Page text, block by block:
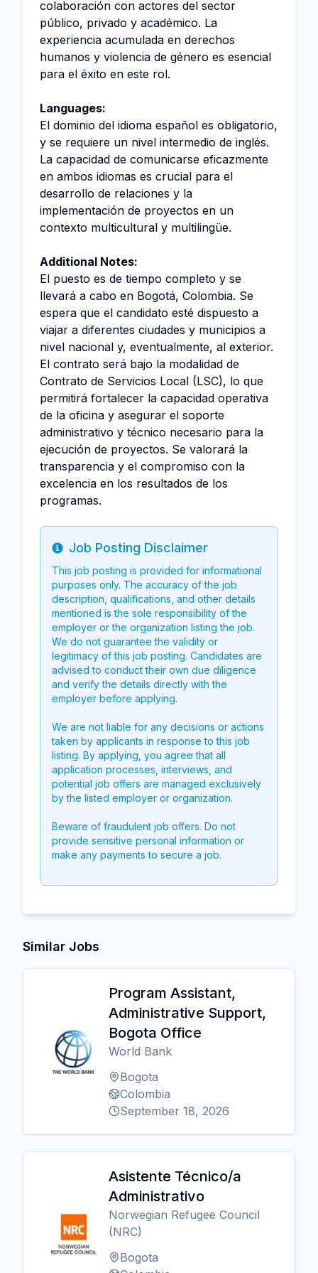
colaboración con actores del sector
público, privado y académico. La
experiencia acumulada en derechos
humanos y violencia de género es esencial
para el éxito en este rol.
Languages:
El dominio del idioma español es obligatorio,
y se requiere un nivel intermedio de inglés.
La capacidad de comunicarse eficazmente
en ambos idiomas es crucial para el
desarrollo de relaciones y la
implementación de proyectos en un
contexto multicultural y multilingüe.
Additional Notes:
El puesto es de tiempo completo y se
llevará a cabo en Bogotá, Colombia. Se
espera que el candidato esté dispuesto a
viajar a diferentes ciudades y municipios a
nivel nacional y, eventualmente, al exterior.
El contrato será bajo la modalidad de
Contrato de Servicios Local (LSC), lo que
permitirá fortalecer la capacidad operativa
de la oficina y asegurar el soporte
administrativo y técnico necesario para la
ejecución de proyectos. Se valorará la
transparencia y el compromiso con la
excelencia en los resultados de los
programas.
Info
Job Posting Disclaimer
This job posting is provided for informational
purposes only. The accuracy of the job
description, qualifications, and other details
mentioned is the sole responsibility of the
employer or the organization listing the job.
We do not guarantee the validity or
legitimacy of this job posting. Candidates are
advised to conduct their own due diligence
and verify the details directly with the
employer before applying.
We are not liable for any decisions or actions
taken by applicants in response to this job
listing. By applying, you agree that all
application processes, interviews, and
potential job offers are managed exclusively
by the listed employer or organization.
Beware of fraudulent job offers. Do not
provide sensitive personal information or
make any payments to secure a job.
Similar Jobs
Program Assistant,
Administrative Support,
Bogota Office
World Bank
Bogota
Colombia
September 18, 2026
Asistente Técnico/a
Administrativo
Norwegian Refugee Council
(NRC)
Bogota